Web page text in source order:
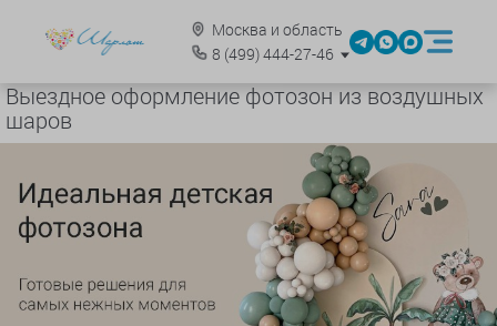
Москва и область
8 (499)444-27-46
Выездное оформление фотозон из воздушных
шаров